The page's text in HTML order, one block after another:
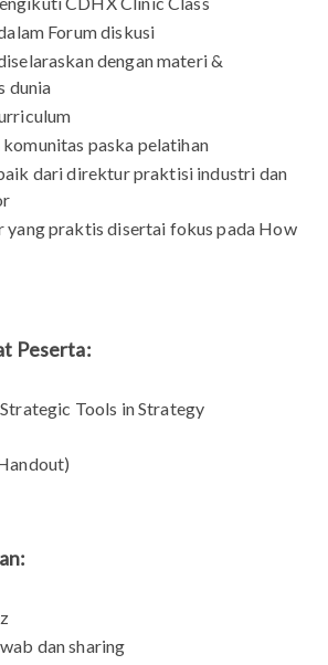
Forum diskusi
dengan materi &
dunia
paska pelatihan
dari direktur praktisi industri dan
yang praktis disertai fokus pada How
Peserta:
Tools in Strategy
dan sharing